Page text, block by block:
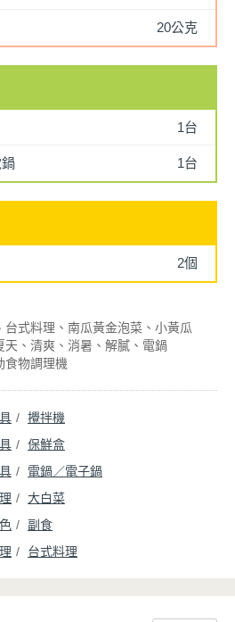
20公克
1台
1台
2個
台式料理 南瓜黃金泡菜
小黃瓜
天 清爽 消暑 解膩
電鍋
食物調理機
攪拌機
保鮮盒
電鍋／電子鍋
大白菜
副食
台式料理